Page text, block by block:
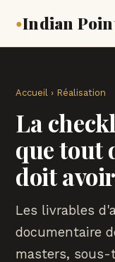
●Indian
Accueil › Réalisation
La
que tout
doit avoir
Les livrables
documentaire
masters,